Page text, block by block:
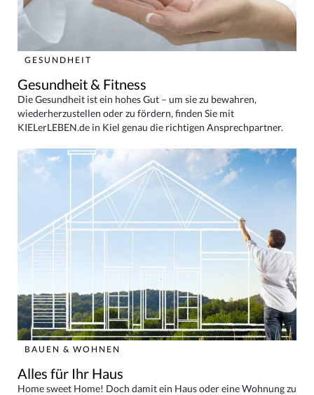
GESUNDHEIT
Gesundheit & Fitness
Die Gesundheit ist ein hohes Gut – um sie zu bewahren,
wiederherzustellen oder zu fördern, finden Sie mit
KIELerLEBEN.de in Kiel genau die richtigen Ansprechpartner.
BAUEN & WOHNEN
Alles für Ihr Haus
Home sweet Home! Doch damit ein Haus oder eine Wohnung zu